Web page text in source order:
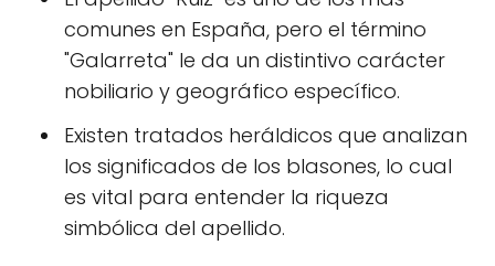
comunes en España, pero el término
"Galarreta" le da un distintivo carácter
nobiliario y geográfico específico.
Existen tratados heráldicos que analizan
los significados de los blasones, lo cual
es vital para entender la riqueza
simbólica del apellido.